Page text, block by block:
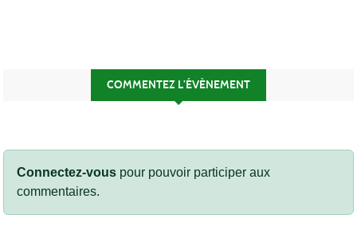
COMMENTEZ L’ÉVÈNEMENT
Connectez-vous pour pouvoir participer aux
commentaires.